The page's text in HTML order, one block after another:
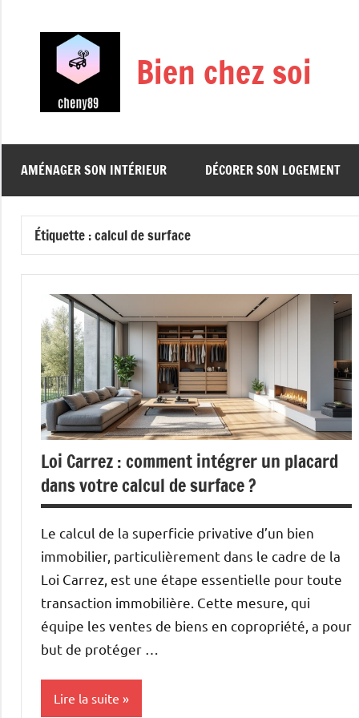
Bien chez soi
AMÉNAGER SON INTÉRIEUR DÉCORER SON LOGEMENT
Étiquette :calcul de surface
Loi Carrez : comment intégrer un placard
dans votre calcul de surface ?
Le calcul de la superficie privative d’un bien
immobilier, particulièrement dans le cadre de la
Loi Carrez, est une étape essentielle pour toute
transaction immobilière. Cette mesure, qui
équipe les ventes de biens en copropriété, a pour
but de protéger …
Lire la suite